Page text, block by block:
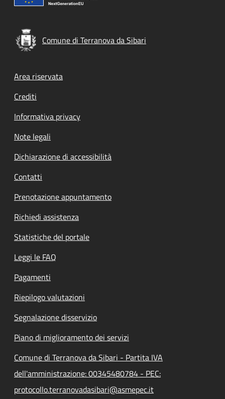
Comune di Terranova da Sibari
Footer menu
Area riservata
Crediti
Informativa privacy
Note legali
Dichiarazione di accessibilità
Contatti
Prenotazione appuntamento
Richiedi assistenza
Statistiche del portale
Leggi le FAQ
Pagamenti
Riepilogo valutazioni
Segnalazione disservizio
Piano di miglioramento dei servizi
Comune di Terranova da Sibari - Partita IVA
dell'amministrazione: 00345480784 - PEC:
protocollo.terranovadasibari@asmepec.it